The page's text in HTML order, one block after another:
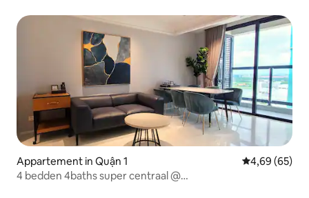
Appartement in Quận 1 Gemiddelde
4,69 (65)
4 bedden 4baths super centraal @